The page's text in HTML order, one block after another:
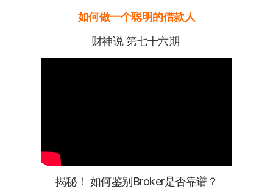
如何做一个聪明的借款人
财神说 第七十六期
揭秘！ 如何鉴别Broker是否靠谱？